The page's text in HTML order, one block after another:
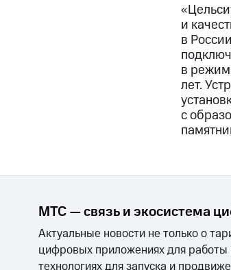
и
в
в
лет.
с
МТС — связь и экосистема
Актуальные новости не только о
цифровых приложениях для